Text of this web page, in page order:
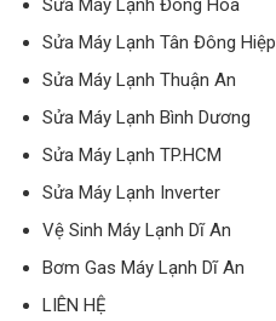
Sửa Máy Lạnh Đông Hòa
Sửa Máy Lạnh Tân Đông Hiệp
Sửa Máy Lạnh Thuận An
Sửa Máy Lạnh Bình Dương
Sửa Máy Lạnh TP.HCM
Sửa Máy Lạnh Inverter
Vệ Sinh Máy Lạnh Dĩ An
Bơm Gas Máy Lạnh Dĩ An
LIÊN HỆ